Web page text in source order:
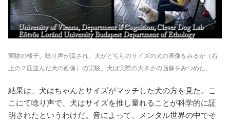
実験の様子。唸り声が流され、犬がどちらのサイズの犬の画像をみるか（右
上の２匹並んだ犬の画像）の実験。犬は実際の大きさの画像をみつめた。
結果は、犬はちゃんとサイズがマッチした犬の方を見た。こ
こにて唸り声で、犬はサイズを推し量れることが科学的に証
明されたというわけだ。音によって、メンタル世界の中でそ